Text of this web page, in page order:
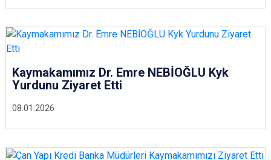
08.01.2026
Kaymakamımız Dr. Emre NEBİOĞLU Kyk
Yurdunu Ziyaret Etti